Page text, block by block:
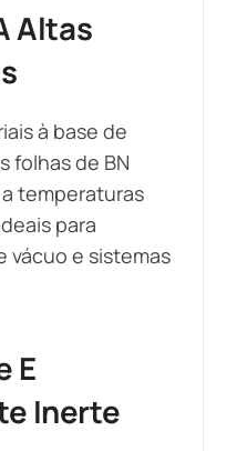
Altas
à base de
folhas de BN
temperaturas
para
vácuo e sistemas
E
Inerte